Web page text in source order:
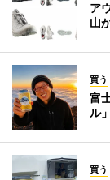
ア
山
買う
富
ル
買う